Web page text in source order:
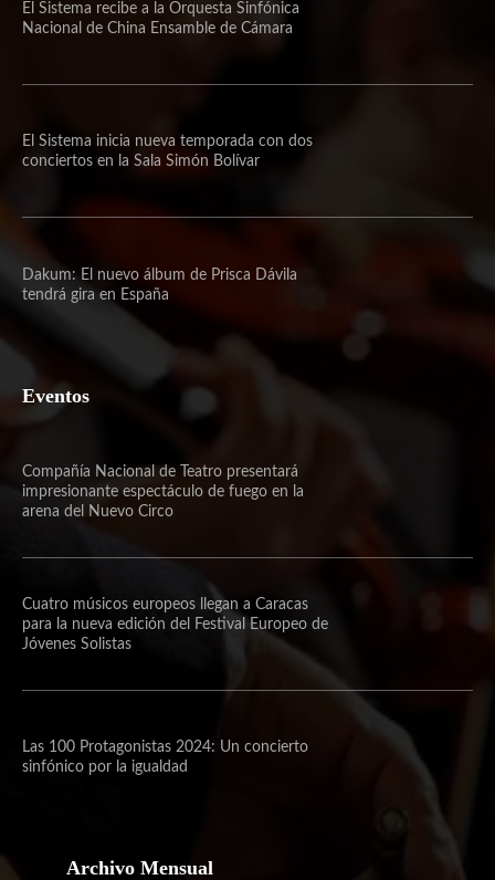
El Sistema recibe a la Orquesta Sinfónica
Nacional de China Ensamble de Cámara
El Sistema inicia nueva temporada con dos
conciertos en la Sala Simón Bolívar
Dakum: El nuevo álbum de Prisca Dávila
tendrá gira en España
Eventos
Compañía Nacional de Teatro presentará
impresionante espectáculo de fuego en la
arena del Nuevo Circo
Cuatro músicos europeos llegan a Caracas
para la nueva edición del Festival Europeo de
Jóvenes Solistas
Las 100 Protagonistas 2024: Un concierto
sinfónico por la igualdad
Archivo Mensual